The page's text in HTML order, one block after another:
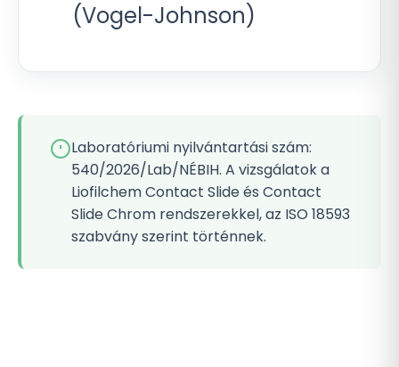
(Vogel-Johnson)
Laboratóriumi nyilvántartási szám:
540/2026/Lab/NÉBIH. A vizsgálatok a
Liofilchem Contact Slide és Contact
Slide Chrom rendszerekkel, az ISO 18593
szabvány szerint történnek.